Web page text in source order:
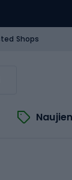
Shops